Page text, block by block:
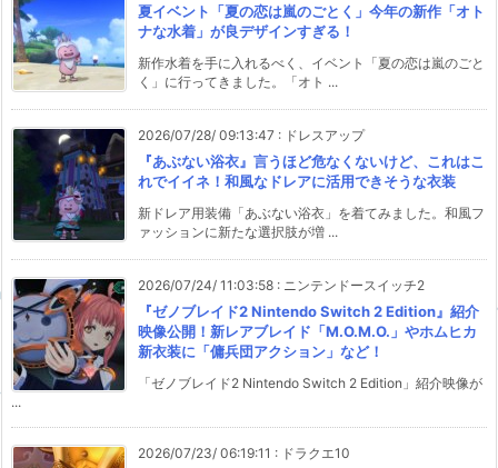
夏イベント「夏の恋は嵐のごとく」今年の新作「オト
ナな水着」が良デザインすぎる！
新作水着を手に入れるべく、イベント「夏の恋は嵐のごと
く」に行ってきました。「オト ...
2026/07/28/ 09:13:47 : ドレスアップ
『あぶない浴衣』言うほど危なくないけど、これはこ
れでイイネ！和風なドレアに活用できそうな衣装
新ドレア用装備「あぶない浴衣」を着てみました。和風フ
ァッションに新たな選択肢が増 ...
2026/07/24/ 11:03:58 : ニンテンドースイッチ2
『ゼノブレイド2 Nintendo Switch 2 Edition』紹介
映像公開！新レアブレイド「M.O.M.O.」やホムヒカ
新衣装に「傭兵団アクション」など！
「ゼノブレイド2 Nintendo Switch 2 Edition」紹介映像が
...
2026/07/23/ 06:19:11 : ドラクエ10